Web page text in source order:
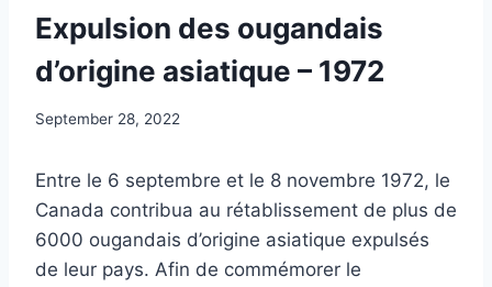
Expulsion des ougandais
d’origine asiatique – 1972
September 28, 2022
Entre le 6 septembre et le 8 novembre 1972, le
Canada contribua au rétablissement de plus de
6000 ougandais d’origine asiatique expulsés
de leur pays. Afin de commémorer le